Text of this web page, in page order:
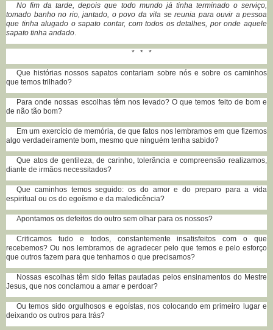
No fim da tarde, depois que todo mundo já tinha terminado o serviço,
tomado banho no rio, jantado, o povo da vila se reunia para ouvir a pessoa
que tinha alugado o sapato contar, com todos os detalhes, por onde aquele
sapato tinha andado
* * *
Que histórias nossos sapatos contariam sobre nós e sobre os caminhos
que temos trilhado?
Para onde nossas escolhas têm nos levado? O que temos feito de bom e
de não tão bom?
Em um exercício de memória, de que fatos nos lembramos em que fizemos
algo verdadeiramente bom, mesmo que ninguém tenha sabido?
Que atos de gentileza, de carinho, tolerância e compreensão realizamos,
diante de irmãos necessitados?
Que caminhos temos seguido: os do amor e do preparo para a vida
espiritual ou os do egoísmo e da maledicência?
Apontamos os defeitos do outro sem olhar para os nossos?
Criticamos tudo e todos, constantemente insatisfeitos com o que
recebemos? Ou nos lembramos de agradecer pelo que temos e pelo esforço
que outros fazem para que tenhamos o que precisamos?
Nossas escolhas têm sido feitas pautadas pelos ensinamentos do Mestre
Jesus, que nos conclamou a amar e perdoar?
Ou temos sido orgulhosos e egoístas, nos colocando em primeiro lugar e
deixando os outros para trás?